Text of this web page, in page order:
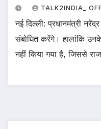
TALK2INDIA_
नई दिल्ली: प्रधानमंत्री
संबोधित करेंगे। हालांकि
नहीं किया गया है, जिससे